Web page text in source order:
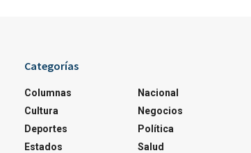
Categorías
Columnas
Cultura
Deportes
Estados
Nacional
Negocios
Política
Salud